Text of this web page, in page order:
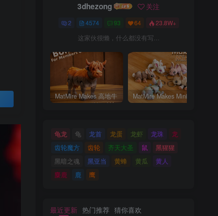
3dhezong 关注
2 4574 93 64 23.8W+
这家伙很懒，什么都没有写...
MatMire Makes 高地牛
龟龙 龟 龙首 龙蛋 龙虾 龙珠
龙
齿轮魔方
齿轮 齐天大圣 鼠
黑猩猩
黑暗之魂
黑亚当 黄蜂 黄瓜
黄人
麋鹿
鹿 鹰
最近更新 热门推荐 猜你喜欢